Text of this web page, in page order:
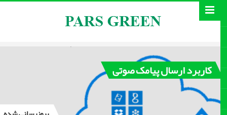
کاربرد ارسال پیامک صوتی